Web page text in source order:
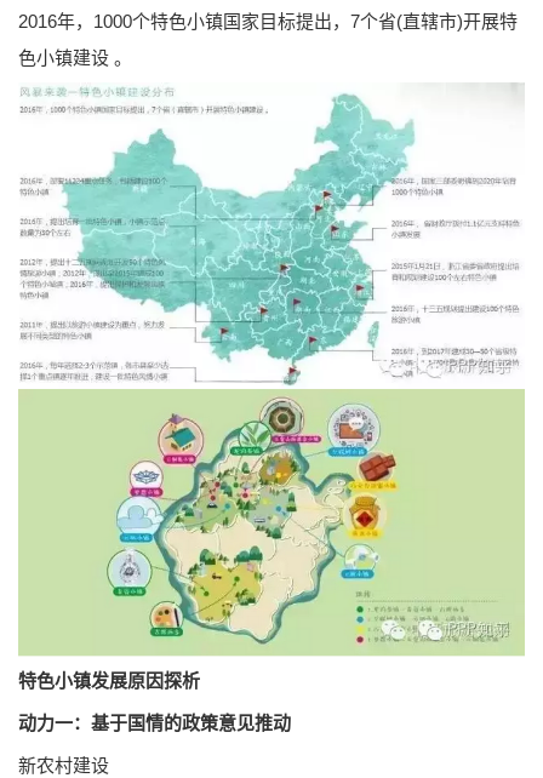
2016年，1000个特色小镇国家目标提出，7个省(直辖市)开展特
色小镇建设 。
特色小镇发展原因探析
动力一：基于国情的政策意见推动
新农村建设